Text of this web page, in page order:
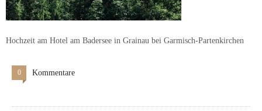
Hochzeit am Hotel am Badersee in Grainau bei Garmisch-Partenkirchen
0 Kommentare